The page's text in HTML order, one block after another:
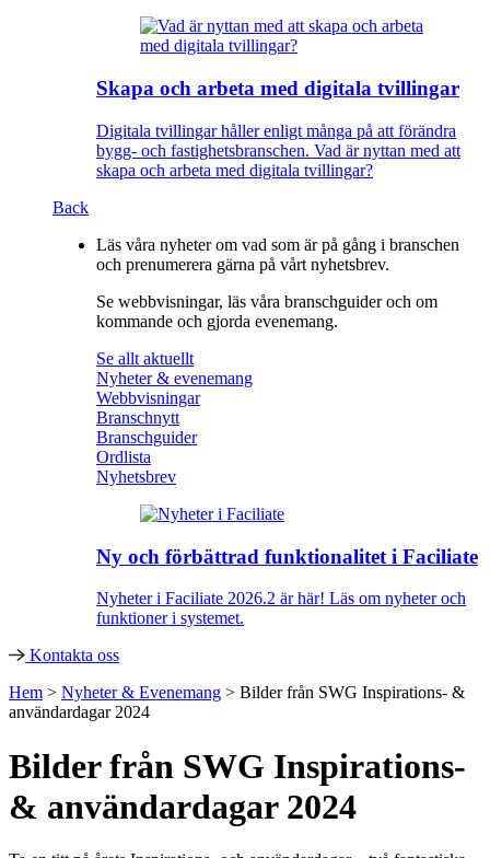
Skapa och arbeta med digitala tvillingar
Digitala tvillingar håller enligt många på att förändra
bygg- och fastighetsbranschen. Vad är nyttan med att
skapa och arbeta med digitala tvillingar?
Back
Läs våra nyheter om vad som är på gång i branschen
och prenumerera gärna på vårt nyhetsbrev.
Se webbvisningar, läs våra branschguider och om
kommande och gjorda evenemang.
Se allt aktuellt
Nyheter & evenemang
Webbvisningar
Branschnytt
Branschguider
Ordlista
Nyhetsbrev
Ny och förbättrad funktionalitet i Faciliate
Nyheter i Faciliate 2026.2 är här! Läs om nyheter och
funktioner i systemet.
Kontakta oss
Hem > Nyheter & Evenemang > Bilder från SWG Inspirations- &
användardagar 2024
Bilder från SWG Inspirations-
& användardagar 2024